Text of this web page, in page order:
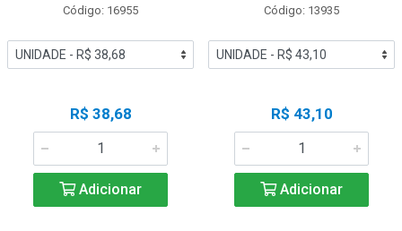
Código: 16955
R$ 38,68
Adicionar
Código: 13935
R$ 43,10
Adicionar